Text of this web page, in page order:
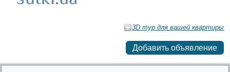
3D тур для вашей квартиры
Добавить объявление